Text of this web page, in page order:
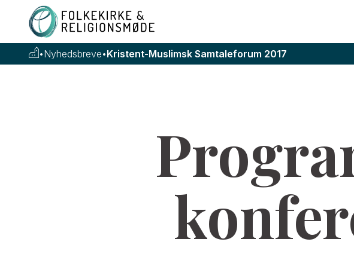
•Nyhedsbreve•Kristent-Muslimsk Samtaleforum 2017